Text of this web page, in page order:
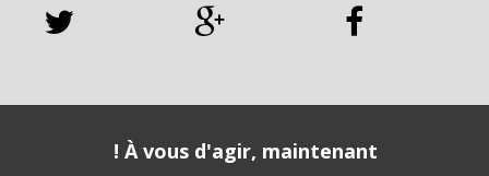
À vous d'agir, maintenant !